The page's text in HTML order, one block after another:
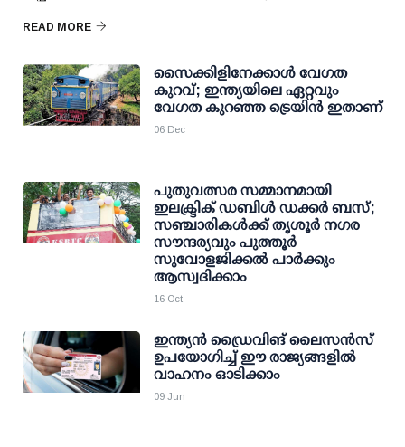
READ MORE
സൈക്കിളിനേക്കാള്‍ വേഗത
കുറവ്; ഇന്ത്യയിലെ ഏറ്റവും
വേഗത കുറഞ്ഞ ട്രെയിന്‍ ഇതാണ്
06 Dec
പുതുവത്സര സമ്മാനമായി
ഇലക്ട്രിക് ഡബിള്‍ ഡക്കര്‍ ബസ്;
സഞ്ചാരികള്‍ക്ക് തൃശൂര്‍ നഗര
സൗന്ദര്യവും പുത്തൂര്‍
സുവോളജിക്കല്‍ പാര്‍ക്കും
ആസ്വദിക്കാം
16 Oct
ഇന്ത്യന്‍ ഡ്രൈവിങ് ലൈസന്‍സ്
ഉപയോഗിച്ച് ഈ രാജ്യങ്ങളില്‍
വാഹനം ഓടിക്കാം
09 Jun